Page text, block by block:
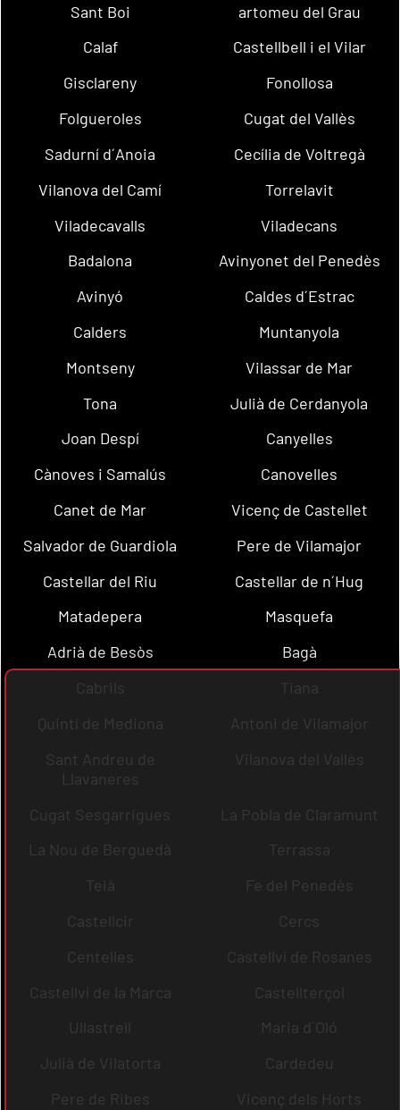
Sant Boi
artomeu del Grau
Calaf
Castellbell i el Vilar
Gisclareny
Fonollosa
Folgueroles
Cugat del Vallès
Sadurní d´Anoia
Cecília de Voltregà
Vilanova del Camí
Torrelavit
Viladecavalls
Viladecans
Badalona
Avinyonet del Penedès
Avinyó
Caldes d´Estrac
Calders
Muntanyola
Montseny
Vilassar de Mar
Tona
Julià de Cerdanyola
Joan Despí
Canyelles
Cànoves i Samalús
Canovelles
Canet de Mar
Vicenç de Castellet
Salvador de Guardiola
Pere de Vilamajor
Castellar del Riu
Castellar de n´Hug
Matadepera
Masquefa
Adrià de Besòs
Bagà
Cabrils
Tiana
Quintí de Mediona
Antoni de Vilamajor
Sant Andreu de
Llavaneres
Vilanova del Vallès
Cugat Sesgarrigues
La Pobla de Claramunt
La Nou de Berguedà
Terrassa
Teià
Fe del Penedès
Castellcir
Cercs
Centelles
Castellví de Rosanes
Castellví de la Marca
Castellterçol
Ullastrell
Maria d´Oló
Julià de Vilatorta
Cardedeu
Pere de Ribes
Vicenç dels Horts